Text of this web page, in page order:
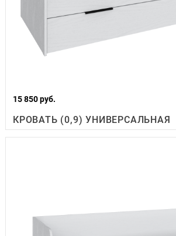
15 850 руб.
КРОВАТЬ (0,9) УНИВЕРСАЛЬНАЯ